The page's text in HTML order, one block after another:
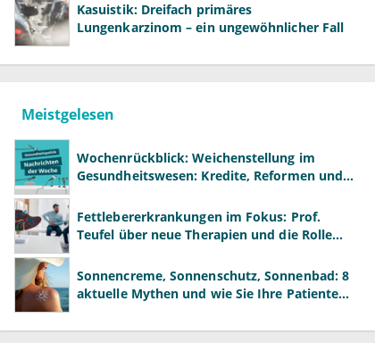
Kasuistik: Dreifach primäres
Lungenkarzinom – ein ungewöhnlicher Fall
Meistgelesen
Wochenrückblick: Weichenstellung im
Gesundheitswesen: Kredite, Reformen und
Fettlebererkrankungen im Fokus: Prof.
Teufel über neue Therapien und die Rolle
Sonnencreme, Sonnenschutz, Sonnenbad: 8
aktuelle Mythen und wie Sie Ihre Patienten